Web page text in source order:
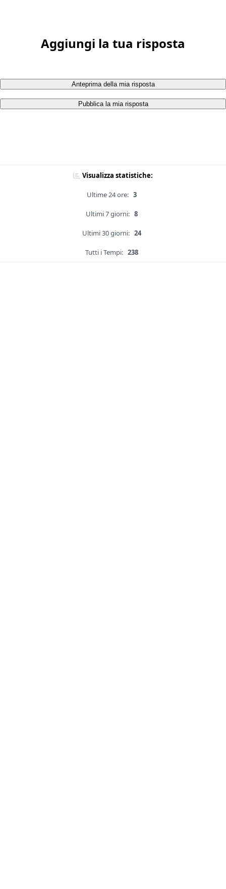
Aggiungi la tua risposta
Anteprima della mia risposta
Pubblica la mia risposta
Visualizza statistiche:
Ultime 24 ore: 3
Ultimi 7 giorni: 8
Ultimi 30 giorni: 24
Tutti i Tempi: 238